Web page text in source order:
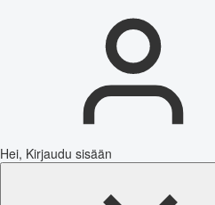
Hei, Kirjaudu sisään